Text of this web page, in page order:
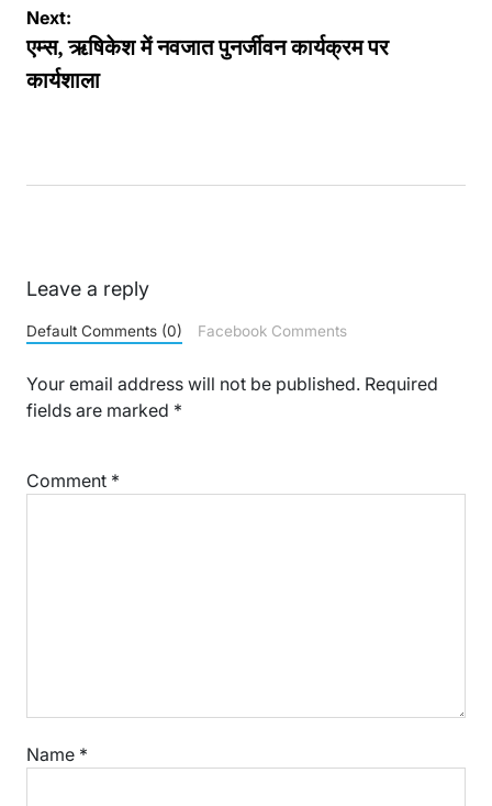
Next:
एम्स, ऋषिकेश में नवजात पुनर्जीवन कार्यक्रम पर
कार्यशाला
Leave a reply
Default Comments (0) Facebook Comments
Your email address will not be published. Required
fields are marked *
Comment *
Name *